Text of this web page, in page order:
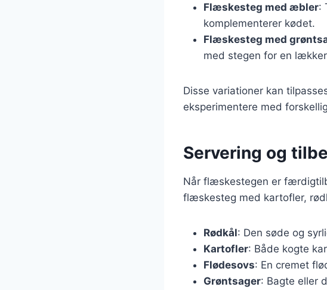
Flæskesteg med æbler:
komplementerer kødet.
Flæskesteg med
med stegen for en
Disse variationer kan
eksperimentere med
Servering og
Når flæskestegen er
flæskesteg med kartofler,
Rødkål: Den søde og
Kartofler: Både kogte
Flødesovs: En cremet
Grøntsager: Bagte eller